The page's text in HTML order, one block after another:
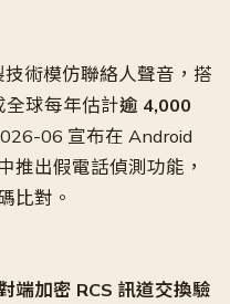
術模仿聯絡人聲音，搭
全球每年估計逾 4,000
06 宣布在 Android
推出假電話偵測功能，
比對。
端加密 RCS 訊道交換驗